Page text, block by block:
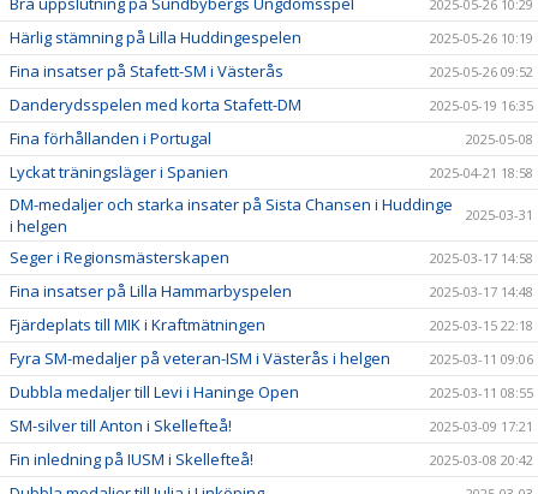
2025-05-26 10:29
Härlig stämning på Lilla Huddingespelen 2025-05-26 10:19
Fina insatser på Stafett-SM i Västerås 2025-05-26 09:52
Danderydsspelen med korta Stafett-DM 2025-05-19 16:35
Fina förhållanden i Portugal 2025-05-08
Lyckat träningsläger i Spanien 2025-04-21 18:58
DM-medaljer och starka insater på Sista Chansen i Huddinge
i helgen
2025-03-31
Seger i Regionsmästerskapen 2025-03-17 14:58
Fina insatser på Lilla Hammarbyspelen 2025-03-17 14:48
Fjärdeplats till MIK i Kraftmätningen 2025-03-15 22:18
Fyra SM-medaljer på veteran-ISM i Västerås i helgen 2025-03-11 09:06
Dubbla medaljer till Levi i Haninge Open 2025-03-11 08:55
SM-silver till Anton i Skellefteå! 2025-03-09 17:21
Fin inledning på IUSM i Skellefteå! 2025-03-08 20:42